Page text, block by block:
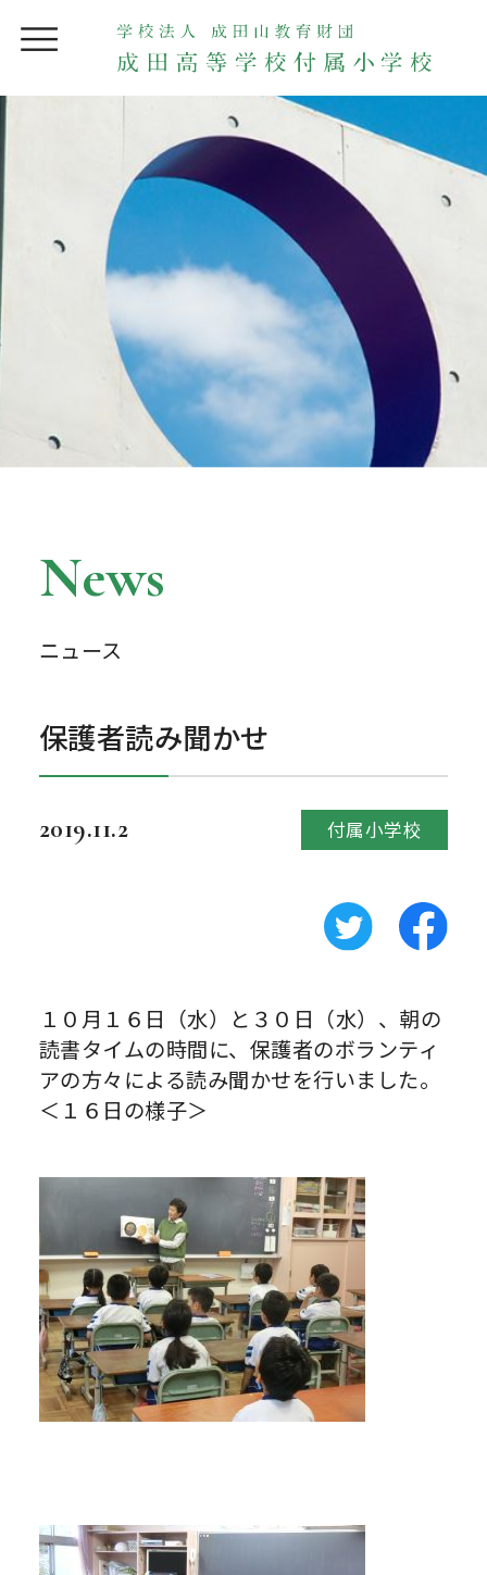
News
ニュース
保護者読み聞かせ
2019.11.2 付属小学校
１０月１６日（水）と３０日（水）、朝の
読書タイムの時間に、保護者のボランティ
アの方々による読み聞かせを行いました。
＜１６日の様子＞